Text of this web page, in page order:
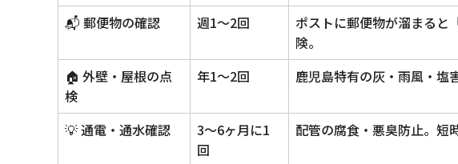
📬 郵便物の確認
週1〜2回
ポストに郵便物が溜まると
険。
🏠 外壁・屋根の点
検
年1〜2回 鹿児島特有の灰・雨風・塩
💡 通電・通水確認
3〜6ヶ月に1
回
配管の腐食・悪臭防止。短